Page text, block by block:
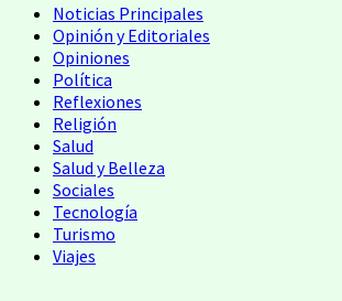
Noticias Principales
Opinión y Editoriales
Opiniones
Política
Reflexiones
Religión
Salud
Salud y Belleza
Sociales
Tecnología
Turismo
Viajes